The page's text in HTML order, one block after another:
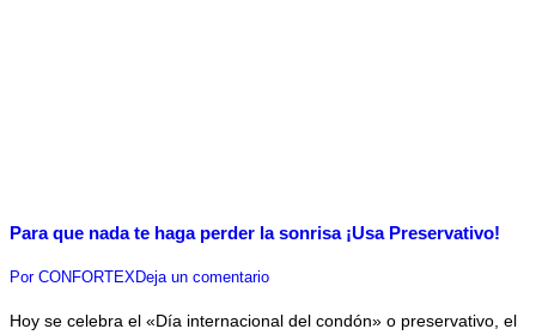
Para que nada te haga perder la sonrisa ¡Usa Preservativo!
Por CONFORTEX Deja un comentario
Hoy se celebra el «Día internacional del condón» o preservativo, el